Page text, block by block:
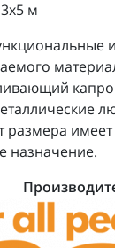
м
размера имеет
назначение.